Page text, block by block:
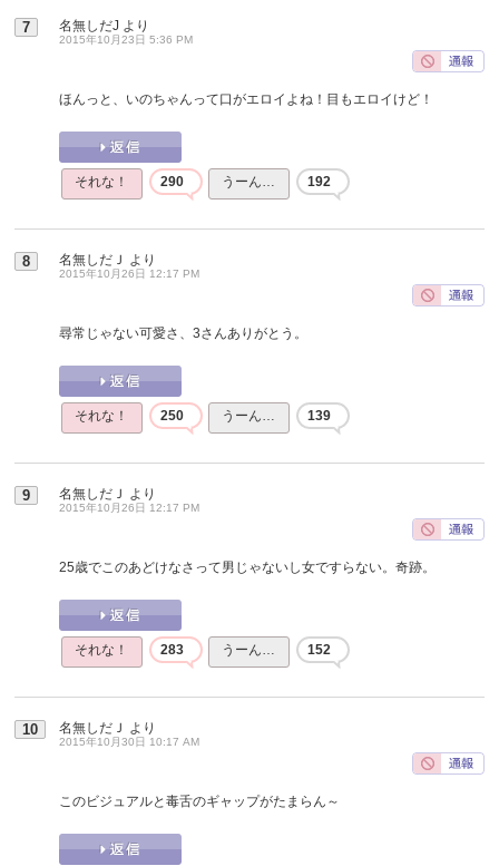
7 名無しだJ より
2015年10月23日 5:36 PM
ほんっと、いのちゃんって口がエロイよね！目もエロイけど！
それな！ 290 うーん… 192
8 名無しだＪ より
2015年10月26日 12:17 PM
尋常じゃない可愛さ、3さんありがとう。
それな！ 250 うーん… 139
9 名無しだＪ より
2015年10月26日 12:17 PM
25歳でこのあどけなさって男じゃないし女ですらない。奇跡。
それな！ 283 うーん… 152
10 名無しだＪ より
2015年10月30日 10:17 AM
このビジュアルと毒舌のギャップがたまらん～